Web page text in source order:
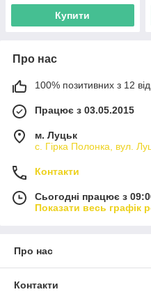
Купити
Про нас
100% позитивних з 12
Працює з 03.05.2015
м. Луцьк
с. Гірка Полонка, вул.
Контакти
Сьогодні працює з
Показати весь графік
Про нас
Контакти